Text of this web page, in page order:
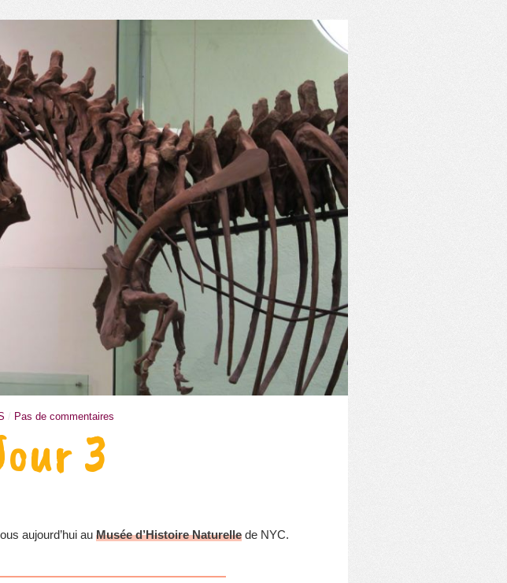
/ Pas de commentaires
3
aujourd’hui au Musée d’Histoire Naturellede NYC.